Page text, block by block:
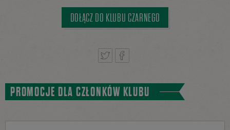
DOŁĄCZ DO KLUBU CZARNEGO
TweetnijPodziel
się
PROMOCJE DLA CZŁONKÓW KLUBU